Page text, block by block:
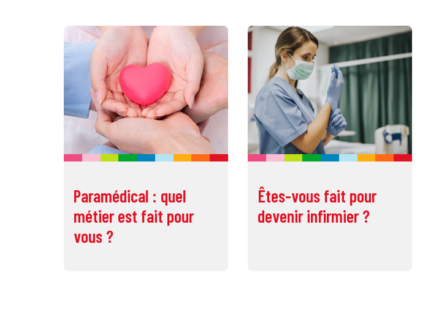
Paramédical : quel
métier est fait pour
vous ?
Êtes-vous fait pour
devenir infirmier ?